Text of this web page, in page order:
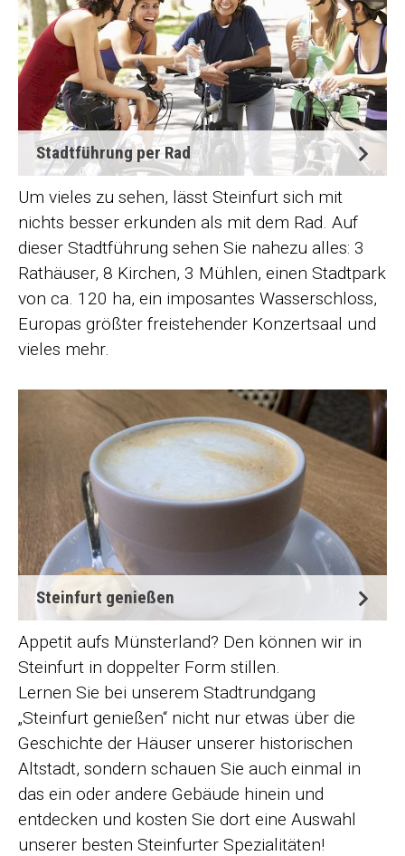
Stadtführung per Rad
Um vieles zu sehen, lässt Steinfurt sich mit
nichts besser erkunden als mit dem Rad. Auf
dieser Stadtführung sehen Sie nahezu alles: 3
Rathäuser, 8 Kirchen, 3 Mühlen, einen Stadtpark
von ca. 120 ha, ein imposantes Wasserschloss,
Europas größter freistehender Konzertsaal und
vieles mehr.
Steinfurt genießen
Appetit aufs Münsterland? Den können wir in
Steinfurt in doppelter Form stillen.
Lernen Sie bei unserem Stadtrundgang
„Steinfurt genießen“ nicht nur etwas über die
Geschichte der Häuser unserer historischen
Altstadt, sondern schauen Sie auch einmal in
das ein oder andere Gebäude hinein und
entdecken und kosten Sie dort eine Auswahl
unserer besten Steinfurter Spezialitäten!